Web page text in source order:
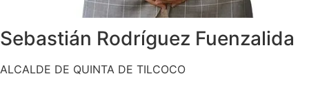
Sebastián Rodríguez Fuenzalida
ALCALDE DE QUINTA DE TILCOCO